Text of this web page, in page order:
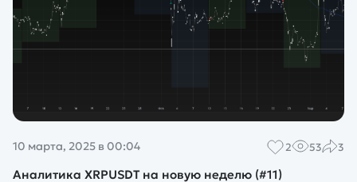
10 марта, 2025 в 00:04 2 53 3
Аналитика XRPUSDT на новую неделю (#11)